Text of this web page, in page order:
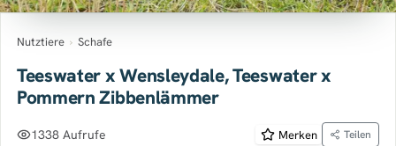
Nutztiere › Schafe
Teeswater x Wensleydale, Teeswater x
Pommern Zibbenlämmer
1338 Aufrufe Merken Teilen